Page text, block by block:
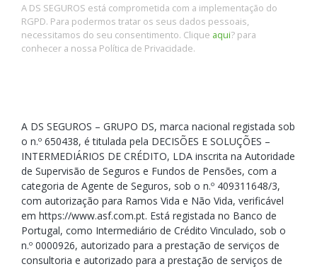
A DS SEGUROS está comprometida com a implementação do
RGPD. Para podermos tratar os seus dados pessoais,
necessitamos do seu consentimento. Clique aqui? para
conhecer a nossa Política de Privacidade.
A DS SEGUROS – GRUPO DS, marca nacional registada sob
o n.º 650438, é titulada pela DECISÕES E SOLUÇÕES –
INTERMEDIÁRIOS DE CRÉDITO, LDA inscrita na Autoridade
de Supervisão de Seguros e Fundos de Pensões, com a
categoria de Agente de Seguros, sob o n.º 409311648/3,
com autorização para Ramos Vida e Não Vida, verificável
em https://www.asf.com.pt. Está registada no Banco de
Portugal, como Intermediário de Crédito Vinculado, sob o
n.º 0000926, autorizado para a prestação de serviços de
consultoria e autorizado para a prestação de serviços de